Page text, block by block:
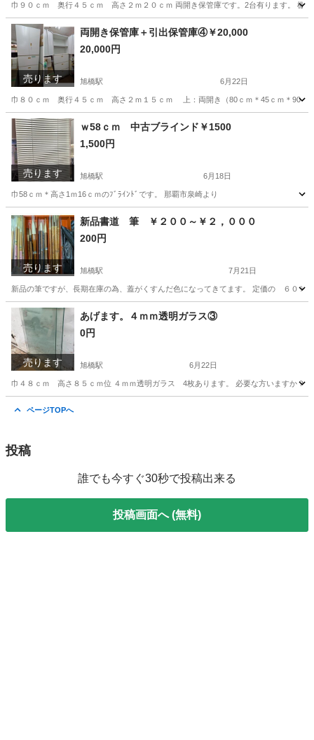
巾９０ｃｍ 奥行４５ｃｍ 高さ２ｍ２０ｃｍ 両開き保管庫です。2台有ります。 棚板
沖縄 那覇市 旭橋駅 オフィス用家具 保管庫
売ります
両開き保管庫＋引出保管庫④￥20,000
20,000円
旭橋駅 6月22日
巾８０ｃｍ 奥行４５ｃｍ 高さ２ｍ１５ｃｍ 上：両開き（80ｃｍ＊45ｃｍ＊90ｃ
沖縄 那覇市 オフィス用家具 保管庫
売ります
ｗ58ｃｍ 中古ブラインド￥1500
1,500円
旭橋駅 6月18日
巾58ｃｍ＊高さ1ｍ16ｃｍのﾌﾞﾗｲﾝﾄﾞです。 那覇市泉崎より
沖縄 那覇市 旭橋駅 オフィス用家具
売ります
新品書道 筆 ￥２００～￥２，０００
200円
旭橋駅 7月21日
新品の筆ですが、長期在庫の為、蓋がくすんだ色になってきてます。 定価の ６０％
沖縄 那覇市 旭橋駅 その他 新品
売ります
あげます。４ｍｍ透明ガラス③
0円
旭橋駅 6月22日
巾４８ｃｍ 高さ８５ｃｍ位 ４ｍｍ透明ガラス 4枚あります。 必要な方いますか？
ページTOPへ
投稿
誰でも今すぐ30秒で投稿出来る
投稿画面へ (無料)